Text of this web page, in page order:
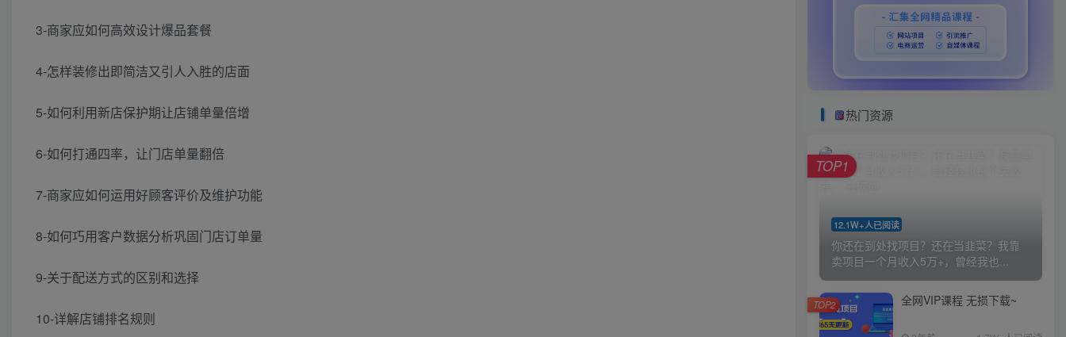
3-商家应如何高效设计爆品套餐
4-怎样装修出即简洁又引人入胜的店面
5-如何利用新店保护期让店铺单量倍增
6-如何打通四率，让门店单量翻倍
7-商家应如何运用好顾客评价及维护功能
8-如何巧用客户数据分析巩固门店订单量
9-关于配送方式的区别和选择
10-详解店铺排名规则
热门资源
12.1W+人已阅读
你还在到处找项目？还在当韭菜？我靠
卖项目一个月收入5万+，曾经我也...
TOP1
全网VIP课程 无损下载~
TOP2